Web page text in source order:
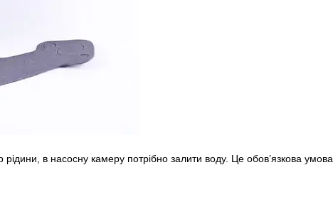
рідини, в насосну камеру потрібно залити воду. Це обов’язкова умова